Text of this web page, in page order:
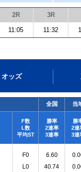
2R 3R
11:05 11:32
オッズ
全国 当
F数
L数
平均ST
勝率
2連率
3連率
勝
2連
3連
F0
L0
6.60
40.74